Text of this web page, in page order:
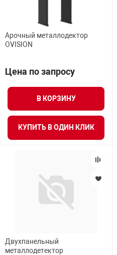
Арочный металлодектор
OVISION
Цена по запросу
В КОРЗИНУ
КУПИТЬ В ОДИН КЛИК
Двухпанельный
металлодетектор